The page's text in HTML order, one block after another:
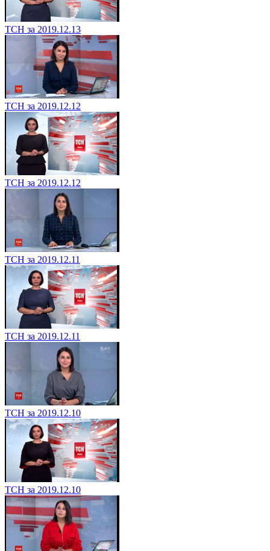
ТСН за 2019.12.13
ТСН за 2019.12.12
ТСН за 2019.12.12
ТСН за 2019.12.11
ТСН за 2019.12.11
ТСН за 2019.12.10
ТСН за 2019.12.10